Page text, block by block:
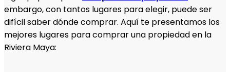
embargo, con tantos lugares para elegir, puede ser
difícil saber dónde comprar. Aquí te presentamos los
mejores lugares para comprar una propiedad en la
Riviera Maya: